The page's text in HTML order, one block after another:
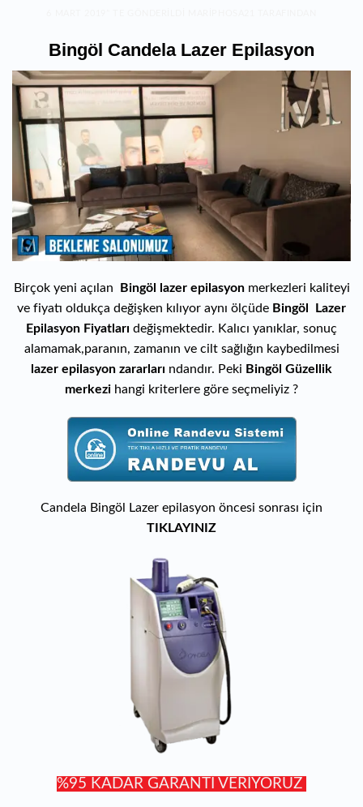
Bingöl Candela Lazer Epilasyon
Birçok yeni açılan Bingöl lazer epilasyonmerkezleri kaliteyi
ve fiyatı oldukça değişken kılıyor aynı ölçüde Bingöl Lazer
Epilasyon Fiyatları değişmektedir. Kalıcı yanıklar, sonuç
alamamak,paranın, zamanın ve cilt sağlığın kaybedilmesi
lazer epilasyon zararları ndandır. Peki Bingöl Güzellik
merkezi hangi kriterlere göre seçmeliyiz ?
Candela Bingöl Lazer epilasyon öncesi sonrası için
TIKLAYINIZ
%95 KADAR GARANTİ VERİYORUZ